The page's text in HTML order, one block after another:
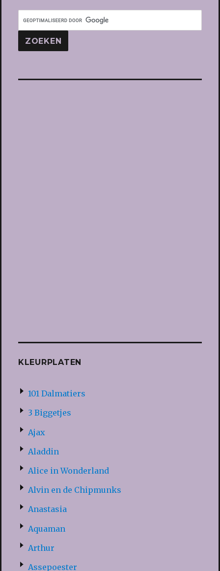
KLEURPLATEN
101 Dalmatiers
3 Biggetjes
Ajax
Aladdin
Alice in Wonderland
Alvin en de Chipmunks
Anastasia
Aquaman
Arthur
Assepoester